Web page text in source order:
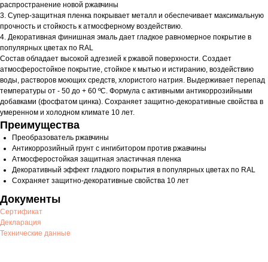
распространение новой ржавчины
3. Супер-защитная пленка покрывает металл и обеспечивает максимальную
прочность и стойкость к атмосферному воздействию.
4. Декоративная финишная эмаль дает гладкое равномерное покрытие в
популярных цветах по RAL
Состав обладает высокой адгезией к ржавой поверхности. Создает
атмосферостойкое покрытие, стойкое к мытью и истиранию, воздействию
воды, растворов моющих средств, хлористого натрия. Выдерживает перепад
температуры от - 50 до + 60 ºС. Формула с активными антикоррозийными
добавками (фосфатом цинка). Сохраняет защитно-декоративные свойства в
умеренном и холодном климате 10 лет.
Преимущества
Преобразователь ржавчины
Антикоррозийный грунт с ингибитором против ржавчины
Атмосферостойкая защитная эластичная пленка
Декоративный эффект гладкого покрытия в популярных цветах по RAL
Сохраняет защитно-декоративные свойства 10 лет
Документы
Сертификат
Декларация
Технические данные